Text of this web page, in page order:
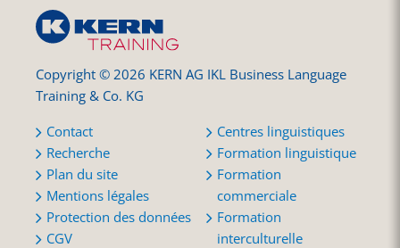
Copyright © 2026 KERN AG IKL Business Language
Training & Co. KG
Contact
Recherche
Plan du site
Mentions légales
Protection des données
CGV
Centres linguistiques
Formation linguistique
Formation
commerciale
Formation
interculturelle